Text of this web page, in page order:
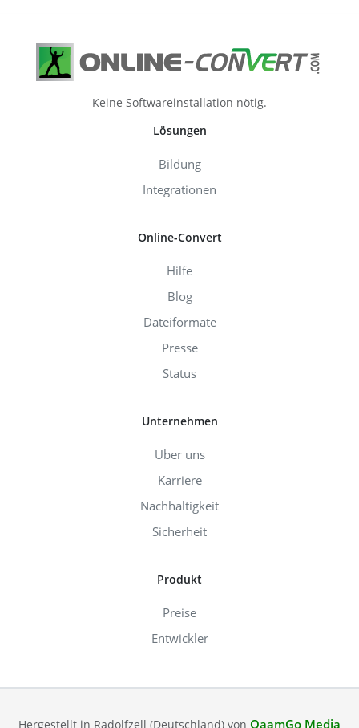
Keine Softwareinstallation nötig.
Lösungen
Bildung
Integrationen
Online-Convert
Hilfe
Blog
Dateiformate
Presse
Status
Unternehmen
Über uns
Karriere
Nachhaltigkeit
Sicherheit
Produkt
Preise
Entwickler
Hergestellt in Radolfzell (Deutschland) von QaamGo Media